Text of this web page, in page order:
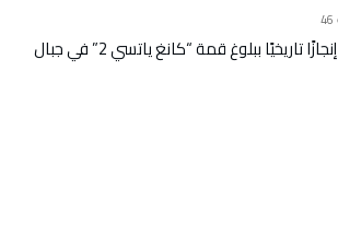
46
يوسف التازي يحقق إنجازًا تاريخيًا ببلوغ قمة “كانغ ياتسي 2” في جبال